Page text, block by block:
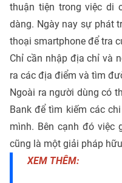
thuận tiện trong việc di
dàng. Ngày nay sự phát
thoại smartphone để tra
Chỉ cần nhập địa chỉ và
ra các địa điểm và tìm
Ngoài ra người dùng có
Bank để tìm kiếm các
mình. Bên cạnh đó việc
cũng là một giải pháp
XEM THÊM: